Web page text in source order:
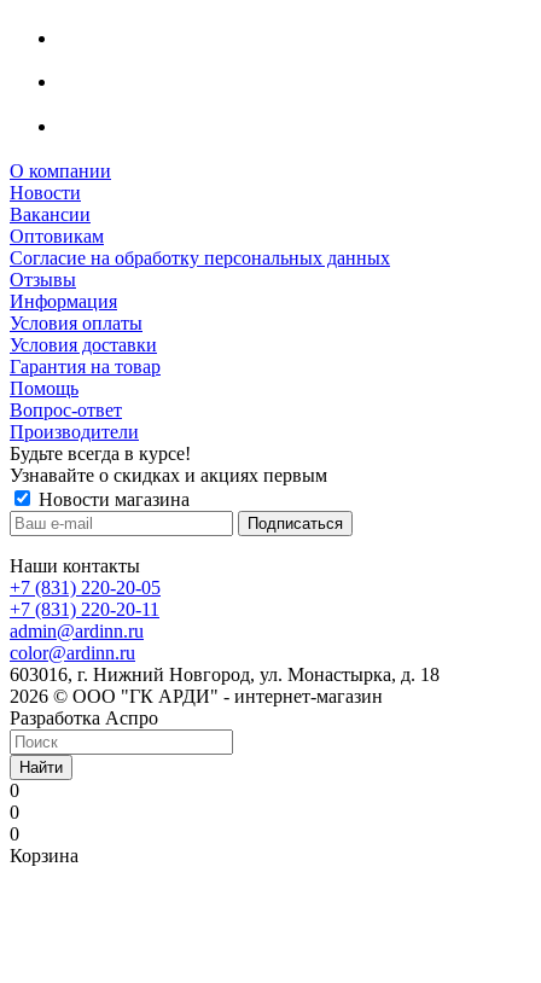
О компании
Новости
Вакансии
Оптовикам
Cогласие на обработку персональных данных
Отзывы
Информация
Условия оплаты
Условия доставки
Гарантия на товар
Помощь
Вопрос-ответ
Производители
Будьте всегда в курсе!
Узнавайте о скидках и акциях первым
Новости магазина
Наши контакты
+7 (831) 220-20-05
+7 (831) 220-20-11
admin@ardinn.ru
color@ardinn.ru
603016, г. Нижний Новгород, ул. Монастырка, д. 18
2026 © ООО "ГК АРДИ" - интернет-магазин
Разработка Аспро
Найти
0
0
0
Корзина